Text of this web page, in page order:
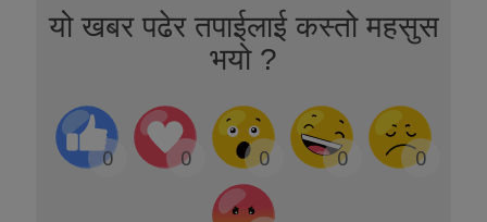
यो खबर पढेर तपाईलाई कस्तो महसुस
भयो ?
0 0 0 0 0